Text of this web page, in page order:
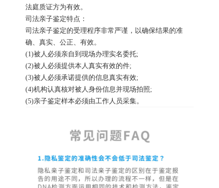
法庭质证方为有效。
司法亲子鉴定特点：
司法亲子鉴定的受理程序非常严谨，以确保结果的准
确、真实、公正、有效。
(1)被人必须亲自到现场办理实名委托;
(2)被人必须提供本人真实有效的件;
(3)被人必须承诺提供的信息真实有效;
(4)机构认真核对被人身份信息并现场拍照;
(5)亲子鉴定样本必须由工作人员采集。